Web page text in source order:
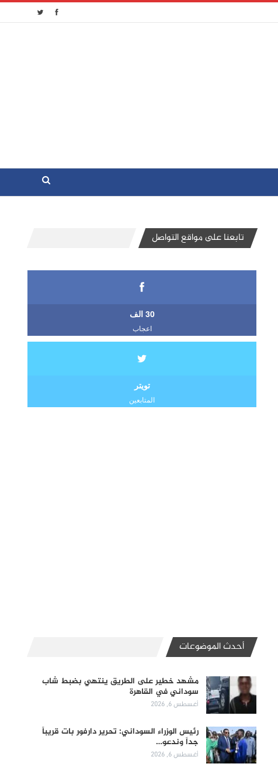
تابعنا على مواقع التواصل
30 الف
اعجاب
تويتر
المتابعين
أحدث الموضوعات
مشهد خطير على الطريق ينتهي بضبط شاب
سوداني في القاهرة
أغسطس 6, 2026
رئيس الوزراء السوداني: تحرير دارفور بات قريباً
جداً وندعو…
أغسطس 6, 2026